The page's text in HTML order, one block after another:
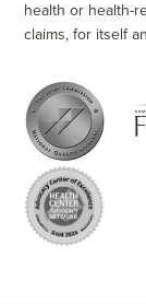
health or health-
claims, for itself